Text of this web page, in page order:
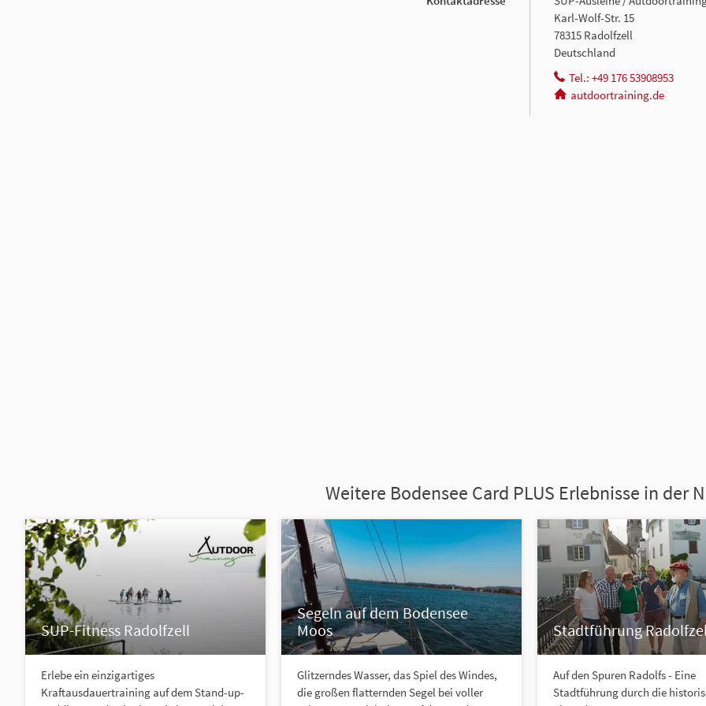
Karl-Wolf-Str. 15
78315 Radolfzell
Deutschland
Tel.: +49 176 53908953
autdoortraining.de
Weitere Bodensee Card PLUS Erlebnisse in der
SUP-Fitness Radolfzell
Erlebe ein einzigartiges
Kraftausdauertraining auf dem Stand-up-
Segeln auf dem Bodensee
Moos
Glitzerndes Wasser, das Spiel des Windes,
die großen flatternden Segel bei voller
Stadtführung
Auf den Spuren Radolfs - Eine
Stadtführung durch die